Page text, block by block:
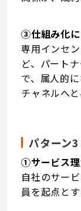
③仕組み化に
専用インセ
ど、パート
で、属人的
チャネルへと
パターン
①サービス理
自社のサー
員を起点と